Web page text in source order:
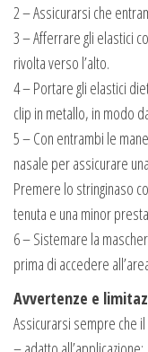
2 – Assicurarsi che
3 – Afferrare gli elastici
rivolta verso l’alto.
4 – Portare gli elastici
clip in metallo, in modo
5 – Con entrambi le
nasale per assicurare
Premere lo stringinaso
tenuta e una minor
6 – Sistemare la
prima di accedere
Avvertenze e
Assicurarsi sempre che